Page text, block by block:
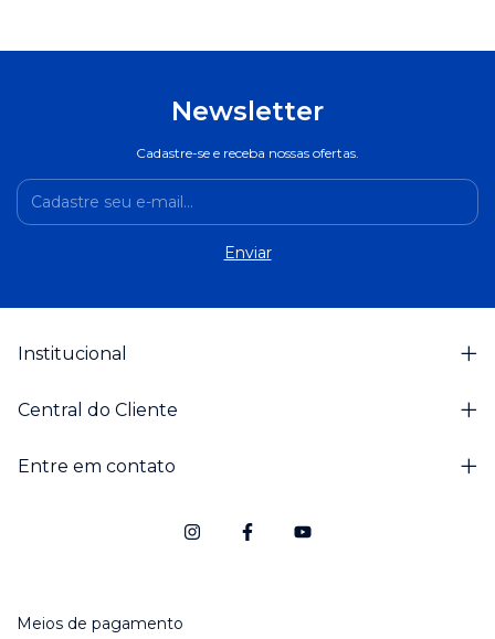
Newsletter
Cadastre-se e receba nossas ofertas.
Institucional
Central do Cliente
Entre em contato
Meios de pagamento